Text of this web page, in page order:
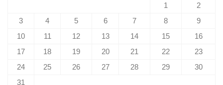
1
2
3
4 5 6 7 8
9
10
11 12 13 14 15
16
17
18 19 20 21 22
23
24
25 26 27 28 29
30
31